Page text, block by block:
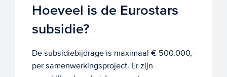
Hoeveel is de Eurostars
subsidie?
De subsidiebijdrage is maximaal € 500.000,-
per samenwerkingsproject. Er zijn